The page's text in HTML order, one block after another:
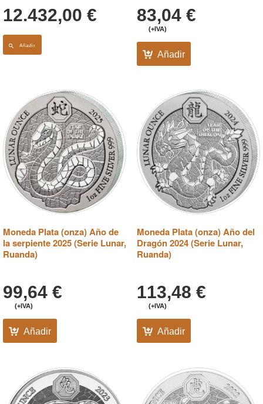
12.432,00 €
Añadir
83,04 €
(+IVA)
Añadir
Moneda Plata (onza) Año de
la serpiente 2025 (Serie Lunar,
Ruanda)
99,64 €
(+IVA)
Añadir
Moneda Plata (onza) Año del
Dragón 2024 (Serie Lunar,
Ruanda)
113,48 €
(+IVA)
Añadir